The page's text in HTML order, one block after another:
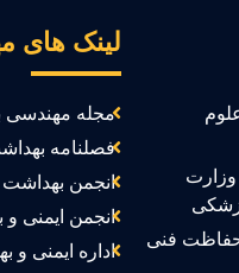
حفاظت فنی
لینک های
مجله مهندسی
فصلنامه
انجمن بهداشت
انجمن ایمنی و
اداره ایمنی و